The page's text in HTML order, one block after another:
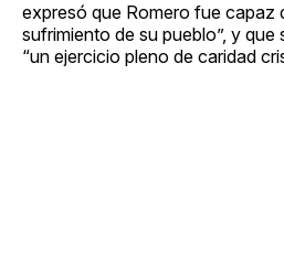
expresó que Romero fue capaz
sufrimiento de su pueblo”, y
“un ejercicio pleno de caridad